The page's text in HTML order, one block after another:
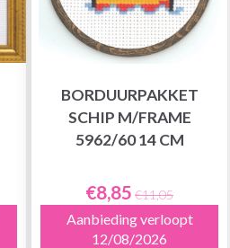
BORDUURPAKKET
SCHIP M/FRAME
5962/60 14 CM
€8,85 €11,05
Aanbieding verloopt
12/08/2026